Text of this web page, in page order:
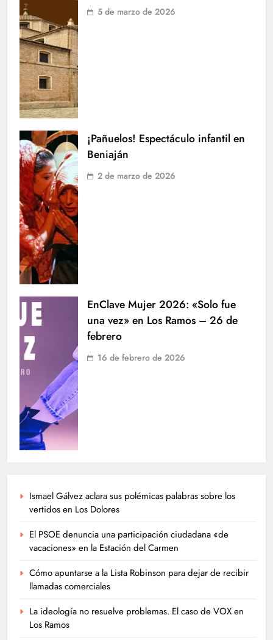
Ismael Gálvez aclara sus polémicas palabras sobre los
vertidos en Los Dolores
El PSOE denuncia una participación ciudadana «de
vacaciones» en la Estación del Carmen
Cómo apuntarse a la Lista Robinson para dejar de recibir
llamadas comerciales
La ideología no resuelve problemas. El caso de VOX en
Los Ramos
5 de marzo de 2026
¡Pañuelos! Espectáculo infantil en
Beniaján
2 de marzo de 2026
EnClave Mujer 2026: «Solo fue
una vez» en Los Ramos – 26 de
febrero
16 de febrero de 2026